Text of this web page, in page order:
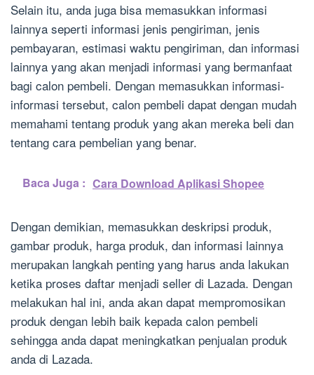
Selain itu, anda juga bisa memasukkan informasi
lainnya seperti informasi jenis pengiriman, jenis
pembayaran, estimasi waktu pengiriman, dan informasi
lainnya yang akan menjadi informasi yang bermanfaat
bagi calon pembeli. Dengan memasukkan informasi-
informasi tersebut, calon pembeli dapat dengan mudah
memahami tentang produk yang akan mereka beli dan
tentang cara pembelian yang benar.
Baca Juga : Cara Download Aplikasi Shopee
Dengan demikian, memasukkan deskripsi produk,
gambar produk, harga produk, dan informasi lainnya
merupakan langkah penting yang harus anda lakukan
ketika proses daftar menjadi seller di Lazada. Dengan
melakukan hal ini, anda akan dapat mempromosikan
produk dengan lebih baik kepada calon pembeli
sehingga anda dapat meningkatkan penjualan produk
anda di Lazada.